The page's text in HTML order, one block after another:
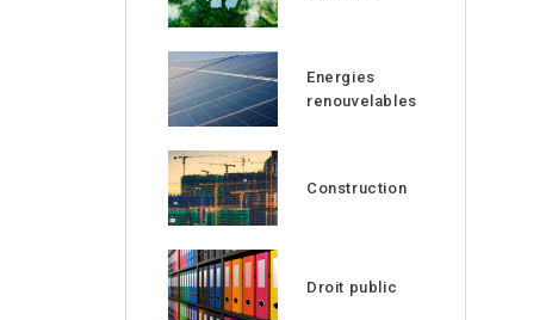
Energies
renouvelables
Construction
Droit public